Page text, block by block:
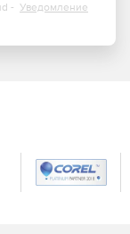
из проверки
ее
- Уведомление